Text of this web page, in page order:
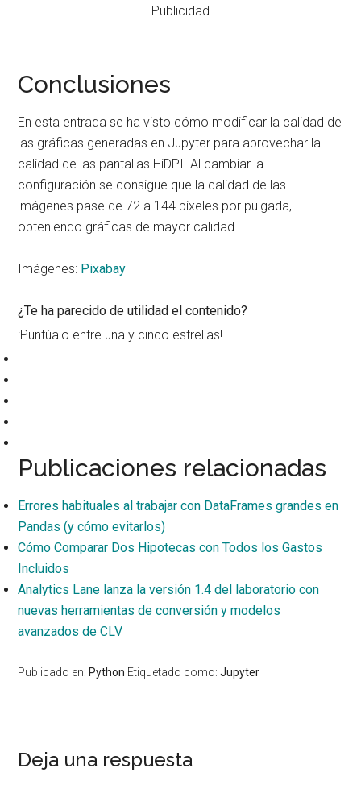
Publicidad
Conclusiones
En esta entrada se ha visto cómo modificar la calidad de
las gráficas generadas en Jupyter para aprovechar la
calidad de las pantallas HiDPI. Al cambiar la
configuración se consigue que la calidad de las
imágenes pase de 72 a 144 píxeles por pulgada,
obteniendo gráficas de mayor calidad.
Imágenes: Pixabay
¿Te ha parecido de utilidad el contenido?
¡Puntúalo entre una y cinco estrellas!
Publicaciones relacionadas
Errores habituales al trabajar con DataFrames grandes en
Pandas (y cómo evitarlos)
Cómo Comparar Dos Hipotecas con Todos los Gastos
Incluidos
Analytics Lane lanza la versión 1.4 del laboratorio con
nuevas herramientas de conversión y modelos
avanzados de CLV
Publicado en: Python Etiquetado como:Jupyter
Interacciones
Deja una respuesta